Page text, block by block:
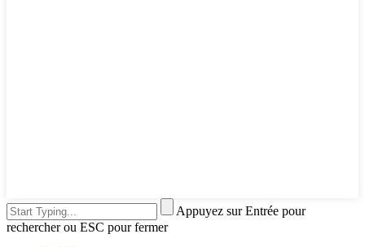
Appuyez sur Entrée pour
rechercher ou ESC pour fermer